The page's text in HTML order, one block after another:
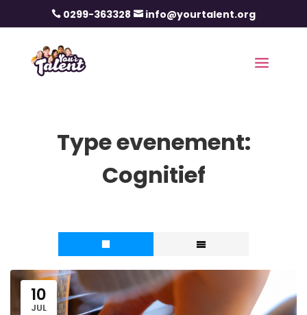
 0299-363328  info@yourtalent.org
Type evenement:
Cognitief
10
JUL